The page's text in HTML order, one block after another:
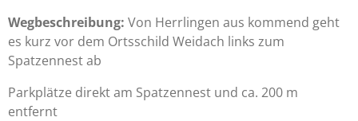
Wegbeschreibung: Von Herrlingen aus kommend geht
es kurz vor dem Ortsschild Weidach links zum
Spatzennest ab
Parkplätze direkt am Spatzennest und ca. 200 m
entfernt